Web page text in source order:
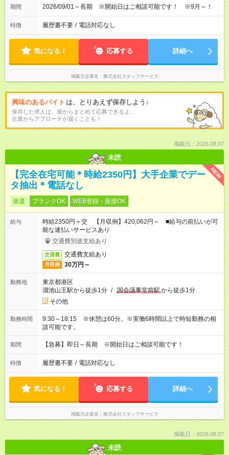
期間 2026/09/01～長期 ※開始日はご相談可能です！ ※9月～！
特徴 履歴書不要 / 電話対応なし
気になる！ 応募する 詳細へ
掲載元企業名 株式会社スタッフサービス
興味のあるバイト は、とりあえず保存しよう♪
保存した求人は、後からまとめて応募できるよ。
企業からアプローチが届くことも！
掲載日：2026.08.07
未読
NEW
【完全在宅可能＊時給2350円】大手企業でデー
タ抽出＊電話なし
派遣 ブランクOK WEB登録・面接OK
給与
時給2350円＋交 【月収例】420,062円～ ■給与の前払いが可
能な速払いサービスあり
交通費別途支給あり
交通費 交通費支給あり
月収例 30万円～
勤務地
東京都港区
溜池山王駅から徒歩1分 / 国会議事堂前駅から徒歩1分
その他
勤務時間
9:30～18:15 ※休憩は60分。※実働6時間以上で時短勤務の相
談可能です。
期間 【急募】即日～長期 ※開始日はご相談可能です！
特徴 履歴書不要 / 電話対応なし
気になる！ 応募する 詳細へ
掲載元企業名 株式会社スタッフサービス
掲載日：2026.08.07
未読